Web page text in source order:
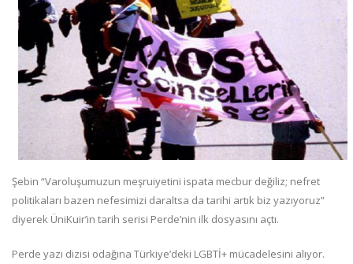
Şebin “Varoluşumuzun meşruiyetini ispata mecbur değiliz; nefret
politikaları bazen nefesimizi daraltsa da tarihi artık biz yazıyoruz”
diyerek ÜniKuir’in tarih serisi Perde’nin ilk dosyasını açtı.
Perde yazı dizisi odağına Türkiye’deki LGBTİ+ mücadelesini alıyor.